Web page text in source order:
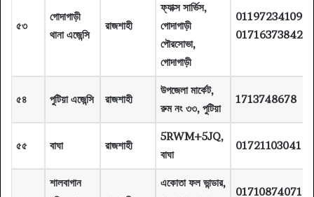
৫৩
গোদাগাড়ী
থানা এজেন্সি
রাজশাহী
ফ্যাক্স সার্ভিস,
গোদাগাড়ী
পৌরসোভা,
গোদাগাড়ী
01197234109
01716373842
৫৪ পুটিয়া এজেন্সি রাজশাহী
উপজেলা মার্কেট,
রুম নং ৩৩, পুটিয়া
1713748678
৫৫ বাঘা রাজশাহী
5RWM+5JQ,
বাঘা
01721103041
শালবাগান
একোতা ফল ভান্ডার,
01710874071